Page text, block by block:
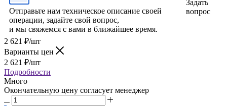
Отправьте нам техническое описание своей
операции, задайте свой вопрос,
и мы свяжемся с вами в ближайшее время.
Задать
вопрос
2 621 ₽/шт
Варианты цен
2 621 ₽/шт
Подробности
Много
Окончательную цену согласует менеджер